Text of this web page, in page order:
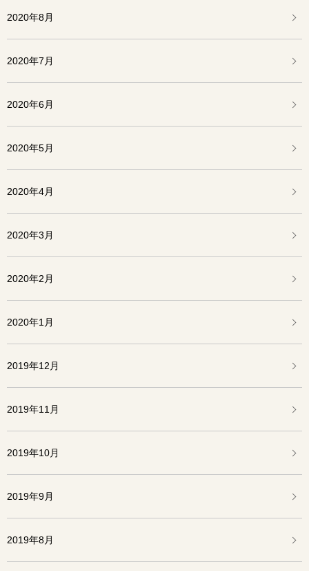
2020年8月
2020年7月
2020年6月
2020年5月
2020年4月
2020年3月
2020年2月
2020年1月
2019年12月
2019年11月
2019年10月
2019年9月
2019年8月